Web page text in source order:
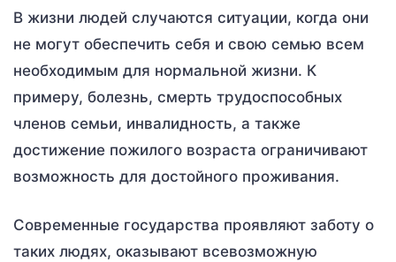
В жизни людей случаются ситуации, когда они
не могут обеспечить себя и свою семью всем
необходимым для нормальной жизни. К
примеру, болезнь, смерть трудоспособных
членов семьи, инвалидность, а также
достижение пожилого возраста ограничивают
возможность для достойного проживания.
Современные государства проявляют заботу о
таких людях, оказывают всевозможную